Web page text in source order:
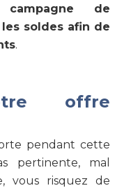
campagne de
soldes afin de
.
offre
pendant cette
pertinente, mal
vous risquez de